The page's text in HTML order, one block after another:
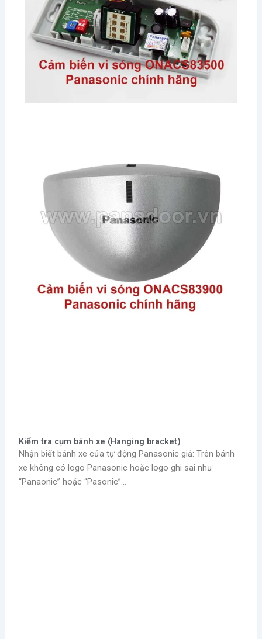
Kiểm tra cụm bánh xe (Hanging bracket)
Nhận biết bánh xe cửa tự động Panasonic giả: Trên bánh
xe không có logo Panasonic hoặc logo ghi sai như
“Panaonic” hoặc “Pasonic”…